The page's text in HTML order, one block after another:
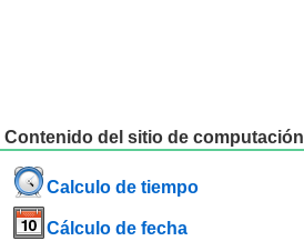
Contenido del sitio de computación
Calculo de tiempo
Cálculo de fecha